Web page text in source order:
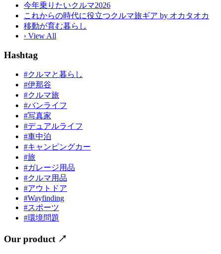
今年乗りたいクルマ2026
これからの時代に役立つクルマ旅ギア by オカタオカ
移動が育む暮らし
› View All
Hashtag
#クルマと暮らし
#伊那谷
#クルマ旅
#バンライフ
#写真家
#デュアルライフ
#車中泊
#キャンピングカー
#旅
#ガレージ用品
#クルマ用品
#アウトドア
#Wayfinding
#スポーツ
#環境問題
Our product ↗